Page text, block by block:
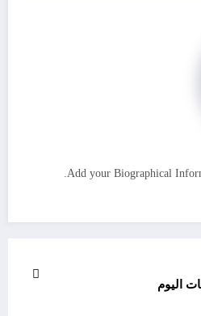
Add your Biographical